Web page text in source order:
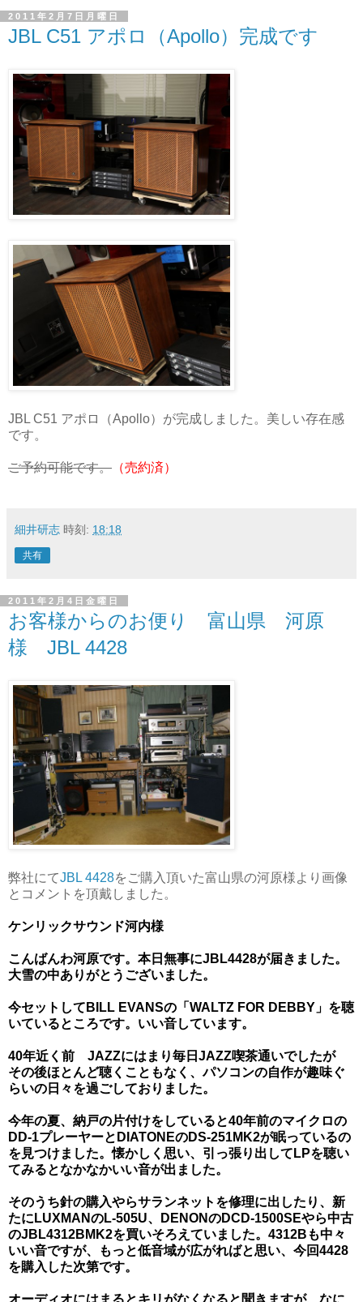
2011年2月7日月曜日
JBL C51 アポロ（Apollo）完成です
JBL C51 アポロ（Apollo）が完成しました。美しい存在感
です。
ご予約可能です。 （売約済）
細井研志 時刻: 18:18
共有
2011年2月4日金曜日
お客様からのお便り 富山県 河原
様 JBL 4428
弊社にてJBL 4428をご購入頂いた富山県の河原様より画像
とコメントを頂戴しました。
ケンリックサウンド河内様
こんばんわ河原です。本日無事にJBL4428が届きました。
大雪の中ありがとうございました。
今セットしてBILL EVANSの「WALTZ FOR DEBBY」を聴
いているところです。いい音しています。
40年近く前 JAZZにはまり毎日JAZZ喫茶通いでしたが
その後ほとんど聴くこともなく、パソコンの自作が趣味ぐ
らいの日々を過ごしておりました。
今年の夏、納戸の片付けをしていると40年前のマイクロの
DD-1プレーヤーとDIATONEのDS-251MK2が眠っているの
を見つけました。懐かしく思い、引っ張り出してLPを聴い
てみるとなかなかいい音が出ました。
そのうち針の購入やらサランネットを修理に出したり、新
たにLUXMANのL-505U、DENONのDCD-1500SEやら中古
のJBL4312BMK2を買いそろえていました。4312Bも中々
いい音ですが、もっと低音域が広がればと思い、今回4428
を購入した次第です。
オーディオにはまるとキリがなくなると聞きますが、なに